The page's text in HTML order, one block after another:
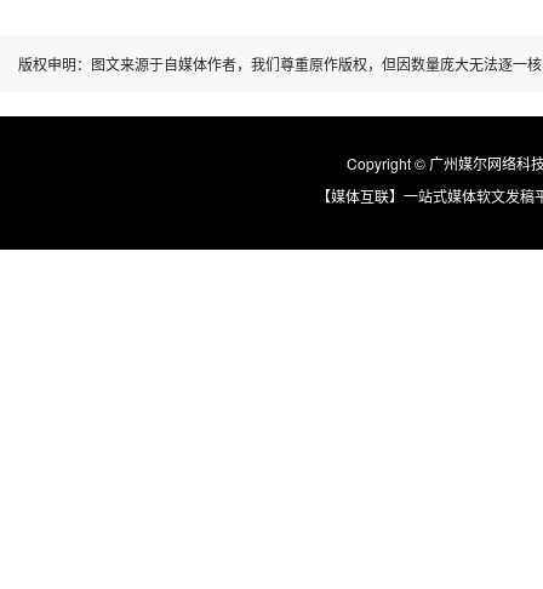
版权申明：图文来源于自媒体作者，我们尊重原作版权，但因数量庞大无法逐一
Copyright © 广州媒尔网络科
【媒体互联】一站式媒体软文发